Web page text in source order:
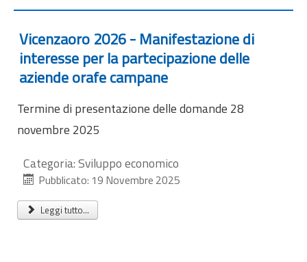
Vicenzaoro 2026 - Manifestazione di
interesse per la partecipazione delle
aziende orafe campane
Termine di presentazione delle domande 28
novembre 2025
Categoria:Sviluppo economico
Pubblicato: 19 Novembre 2025
Leggi tutto...